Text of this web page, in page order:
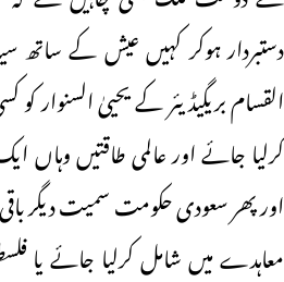
دستبردار ہوکر کہیں عیش کے ساتھ
القسام بریگیڈیئر کے یحییٰ السنوار کو
کرلیا جائے اور عالمی طاقتیں وہاں
اور پھر سعودی حکومت سمیت دیگر باقی
معاہدے میں شامل کرلیا جائے یا